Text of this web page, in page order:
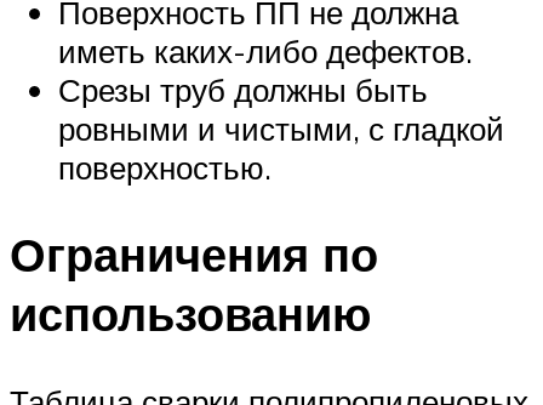
Поверхность ПП не должна
иметь каких-либо дефектов.
Срезы труб должны быть
ровными и чистыми, с гладкой
поверхностью.
Ограничения по
использованию